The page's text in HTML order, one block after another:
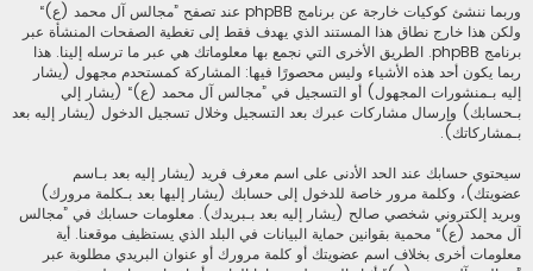
وربما ننشئ كوكيات خارجة عن برنامج phpBB عند تصفح ”مجالس آل محمد (ع)“
ولكن هذا خارج نطاق هذا المستند الذي يهدف فقط إلى تغطية الصفحات المنشأة عبر
برنامج phpBB. الطريق الأخرى التي نجمع بها معلوماتك هي عبر ما ترسله إلينا. هذا
ربما يكون أحد هذه الأشياء وليس محصورًا فيها: المشاركة كمستحدم مجهول (يشار
إليه بـمنشورات المجهول) أو التسجيل في ”مجالس آل محمد (ع)“ (يشار إلي
بـحسابك) وإرسال مشاركات عبرك بعد التسجيل وخلال تسجيل الدخول (يشار إليه بعد
بـمشاركاتك).
سيحتوي حسابك عند الحد الأدنى على اسم معرف فريد (يشار إليه بعد بـاسم
عضويتك)، وكلمة مرور خاصة للدخول إلى حسابك (يشار إليها بعد بـكلمة مرورك)
وبريد إلكتروني شخصي صالح (يشار إليه بعد بـبريدك). معلومات حسابك في ”مجالس
آل محمد (ع)“ محمية بقوانين حماية البيانات في البلد الذي يستظيف موقعنا. أية
معلومات أخرى بخلاف اسم عضويتك أو كلمة مرورك أو عنوان البريدي مطلوبة عبر